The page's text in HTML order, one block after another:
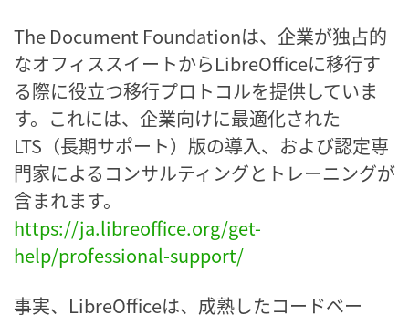
The Document Foundationは、企業が独占的
なオフィススイートからLibreOfficeに移行す
る際に役立つ移行プロトコルを提供していま
す。これには、企業向けに最適化された
LTS（長期サポート）版の導入、および認定専
門家によるコンサルティングとトレーニングが
含まれます。
https://ja.libreoffice.org/get-
help/professional-support/
事実、LibreOfficeは、成熟したコードベー